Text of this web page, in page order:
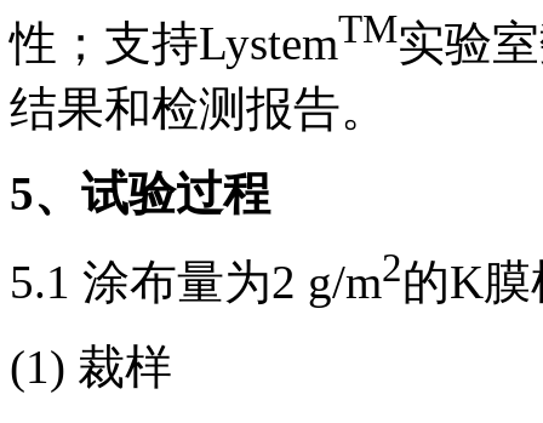
性；支持LystemTM实验
结果和检测报告。
5、试验过程
5.1 涂布量为2 g/m2的K膜
(1) 裁样